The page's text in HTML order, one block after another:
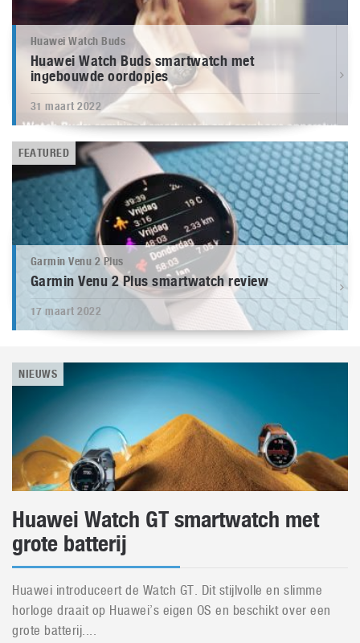
Huawei Watch Buds
Huawei Watch Buds smartwatch met
ingebouwde oordopjes
31 maart 2022
FEATURED
Garmin Venu 2 Plus
Garmin Venu 2 Plus smartwatch review
17 maart 2022
NIEUWS
Huawei Watch GT smartwatch met
grote batterij
Huawei introduceert de Watch GT. Dit stijlvolle en slimme
horloge draait op Huawei’s eigen OS en beschikt over een
grote batterij....